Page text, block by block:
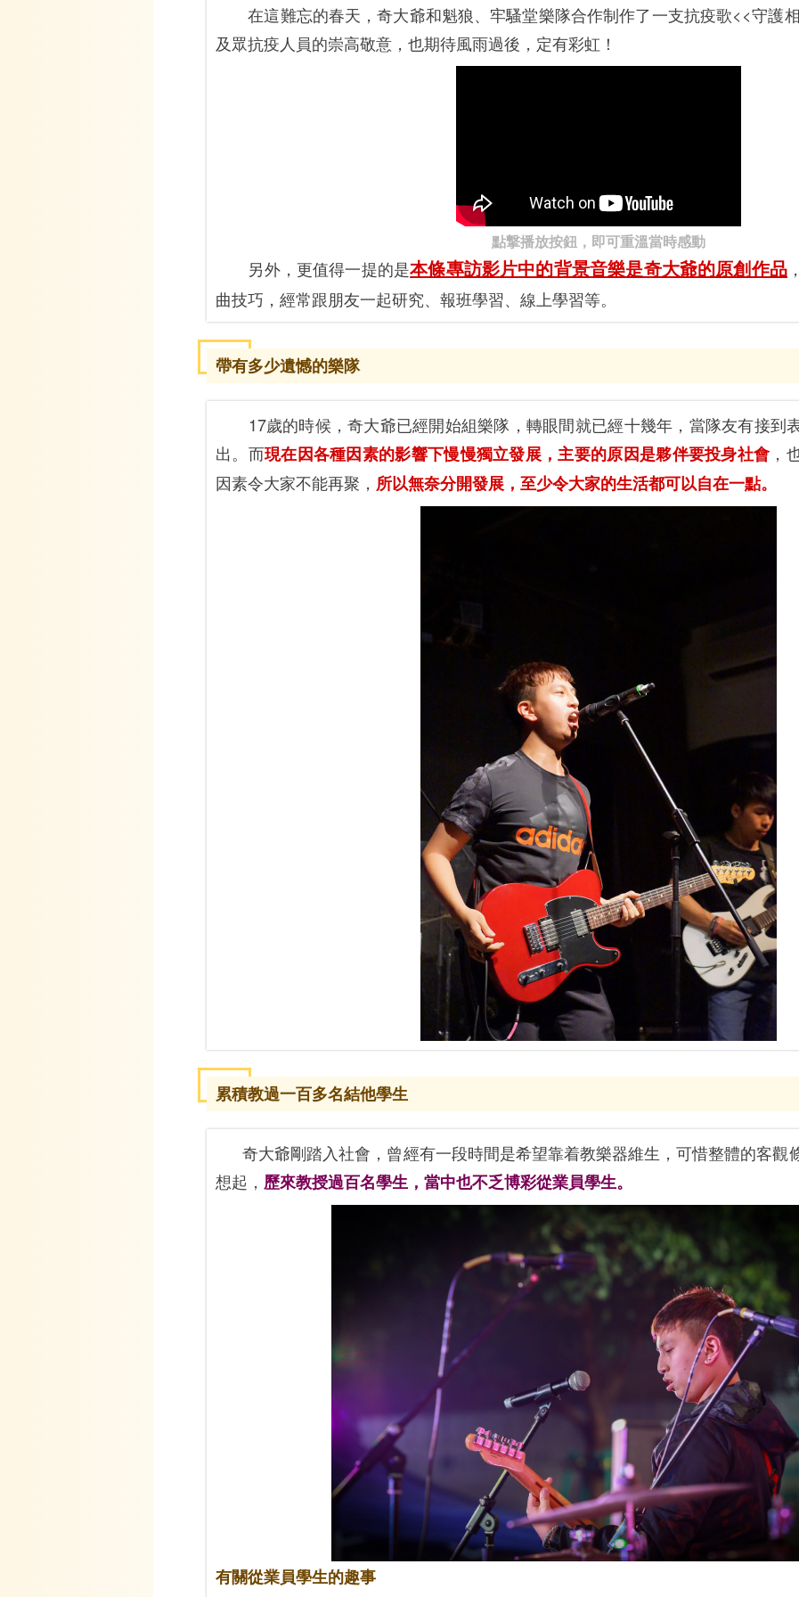
在這難忘的春天，奇大爺和魁狼、牢騷堂樂隊合作制作了一支抗疫歌<<守護
及眾抗疫人員的崇高敬意，也期待風雨過後，定有彩虹！
點撃播放按鈕，即可重溫當時感動
另外，更值得一提的是本條專訪影片中的背景音樂是奇大爺的原創作品
曲技巧，經常跟朋友一起研究、報班學習、線上學習等。
帶有多少遺憾的樂隊
17歲的時候，奇大爺已經開始組樂隊，轉眼間就已經十幾年，當隊友有接到
出。而現在因各種因素的影響下慢慢獨立發展，主要的原因是夥伴要投身社會，
因素令大家不能再聚， 所以無奈分開發展，至少令大家的生活都可以自在一點。
累積教過一百多名結他學生
奇大爺剛踏入社會，曾經有一段時間是希望靠着教樂器維生，可惜整體的客觀
想起， 歷來教授過百名學生，當中也不乏博彩從業員學生。
有關從業員學生的趣事